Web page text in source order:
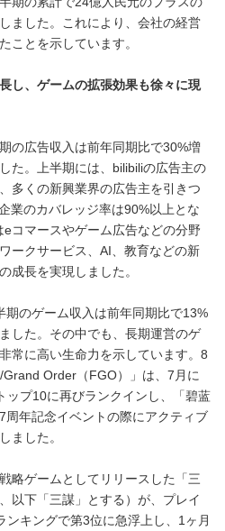
ました。これにより、会社の経営
ことを示しています。
し、ゲームの拡張効果も徐々に現
の広告収入は前年同期比で30%増
た。上半期には、bilibiliの広告主の
多くの新興業界の広告主を引きつ
業のカバレッジ率は90%以上とな
コマースやゲーム広告などの分野
ークサービス、AI、教育などの新
成長を実現しました。
期のゲーム収入は前年同期比で13%
した。その中でも、長期運営のゲ
常に高い生命力を示しています。8
Order（FGO）」は、7月に
ップ10に再びランクインし、「碧蓝
年記念イベントの際にアクティブ
ました。
略ゲームとしてリリースした「三
以下「三謀」とする）が、プレイ
ンキングで第3位に急浮上し、1ヶ月